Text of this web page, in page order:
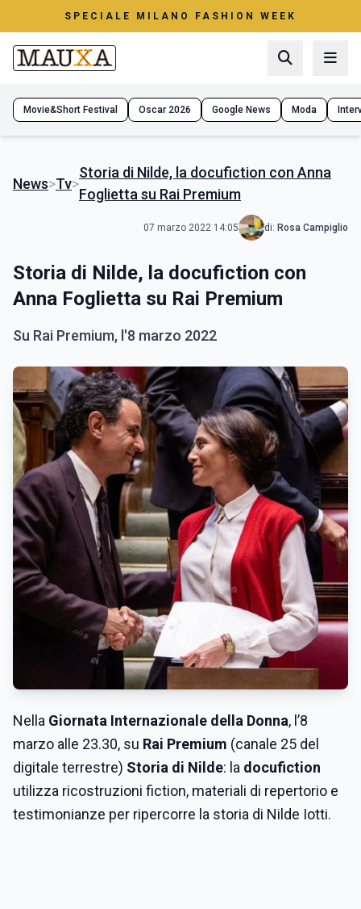
SPECIALE MILANO FASHION WEEK
Movie&Short Festival Oscar 2026 Google News Moda
News>Tv>
Storia di Nilde, la docufiction con Anna
Foglietta su Rai Premium
07 marzo 2022 14:05 di: Rosa Campiglio
Storia di Nilde, la docufiction con
Anna Foglietta su Rai Premium
Su Rai Premium, l'8 marzo 2022
Nella Giornata Internazionale della Donna, l’8
marzo alle 23.30, su Rai Premium (canale 25 del
digitale terrestre) Storia di Nilde: la docufiction
utilizza ricostruzioni fiction, materiali di repertorio e
testimonianze per ripercorre la storia di Nilde Iotti.